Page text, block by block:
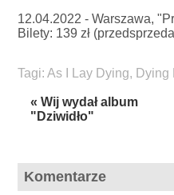
12.04.2022 - Warszawa,
Bilety: 139 zł
Tagi:As I Lay Dying, Dying
« Wij wydał album
"Dziwidło"
Komentarze